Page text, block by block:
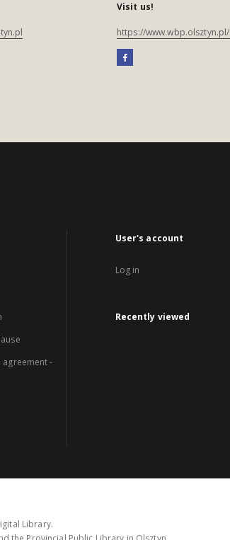
Visit us!
https://www.wbp.olsztyn.pl/
agreement -
User's account
Log in
Recently viewed
Library.